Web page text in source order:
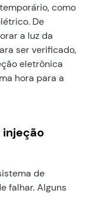
como
De
a luz da
ser verificado,
eletrônica
hora para a
de
falhar. Alguns